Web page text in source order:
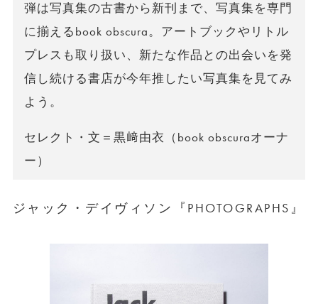
弾は写真集の古書から新刊まで、写真集を専門
に揃えるbook obscura。アートブックやリトル
プレスも取り扱い、新たな作品との出会いを発
信し続ける書店が今年推したい写真集を見てみ
よう。
セレクト・文＝黒﨑由衣（book obscuraオーナ
ー）
ジャック・デイヴィソン『PHOTOGRAPHS』